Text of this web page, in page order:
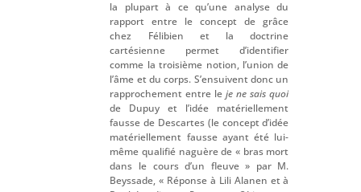
la plupart à ce qu’une analyse du
rapport entre le concept de grâce
chez Félibien et la doctrine
cartésienne permet d’identifier
comme la troisième notion, l’union de
l’âme et du corps. S’ensuivent donc un
rapprochement entre leje ne sais quoi
de Dupuy et l’idée matériellement
fausse de Descartes (le concept d’idée
matériellement fausse ayant été lui-
même qualifié naguère de « bras mort
dans le cours d’un fleuve » par M.
Beyssade, « Réponse à Lili Alanen et à